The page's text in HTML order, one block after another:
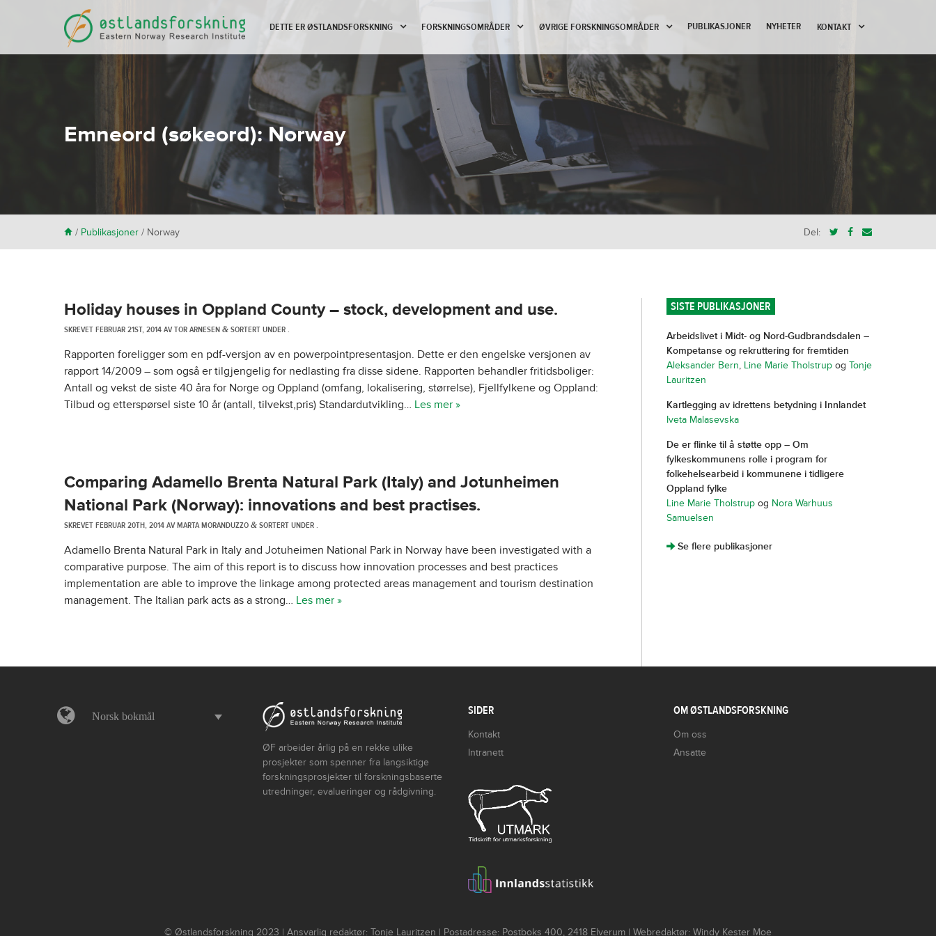
DETTE ER ØSTLANDSFORSKNING FORSKNINGSOMRÅDER ØVRIGE FORSKNINGSOMRÅDER PUBLIKASJONER NYHETER KONTAKT
Emneord (søkeord):Norway
H / Publikasjoner / Norway Del:
Holiday houses in Oppland County – stock, development and use.
SKREVETFEBRUAR 21ST, 2014AVTOR ARNESEN & SORTERT UNDER .
Rapporten foreligger som en pdf-versjon av en powerpointpresentasjon. Dette er den engelske versjonen av
rapport 14/2009 – som også er tilgjengelig for nedlasting fra disse sidene. Rapporten behandler fritidsboliger:
Antall og vekst de siste 40 åra for Norge og Oppland (omfang, lokalisering, størrelse), Fjellfylkene og Oppland:
Tilbud og etterspørsel siste 10 år (antall, tilvekst,pris) Standardutvikling… Les mer »
Comparing Adamello Brenta Natural Park (Italy) and Jotunheimen
National Park (Norway): innovations and best practises.
SKREVETFEBRUAR 20TH, 2014AVMARTA MORANDUZZO & SORTERT UNDER .
Adamello Brenta Natural Park in Italy and Jotuheimen National Park in Norway have been investigated with a
comparative purpose. The aim of this report is to discuss how innovation processes and best practices
implementation are able to improve the linkage among protected areas management and tourism destination
management. The Italian park acts as a strong… Les mer »
SISTE PUBLIKASJONER
Arbeidslivet i Midt- og Nord-Gudbrandsdalen –
Kompetanse og rekruttering for fremtiden
Aleksander Bern, Line Marie Tholstrupog Tonje
Lauritzen
Kartlegging av idrettens betydning i Innlandet
Iveta Malasevska
De er flinke til å støtte opp – Om
fylkeskommunens rolle i program for
folkehelsearbeid i kommunene i tidligere
Oppland fylke
Line Marie Tholstrupog Nora Warhuus
Samuelsen
]Se flere publikasjoner
Norsk bokmål
ØF arbeider årlig på en rekke ulike
prosjekter som spenner fra langsiktige
forskningsprosjekter til forskningsbaserte
utredninger, evalueringer og rådgivning.
SIDER
Kontakt
Intranett
OM ØSTLANDSFORSKNING
Om oss
Ansatte
© Østlandsforskning 2023 | Ansvarlig redaktør: Tonje Lauritzen | Postadresse: Postboks 400, 2418 Elverum | Webredaktør: Windy Kester Moe